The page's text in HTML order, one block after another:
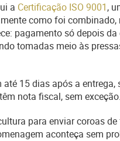
a Certificação ISO 9001,
como foi
pagamento só depois
tomadas meio às
15 dias após a
nota fiscal, sem exceção.
para enviar coroas
aconteça sem